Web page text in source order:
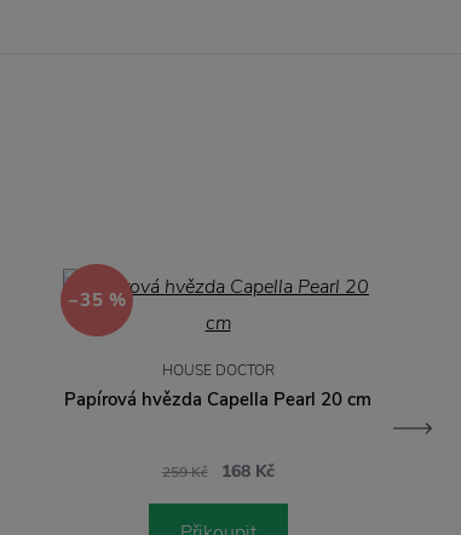
−35 %
HOUSE DOCTOR
Papírová hvězda Capella Pearl 20 cm
259 Kč 168 Kč